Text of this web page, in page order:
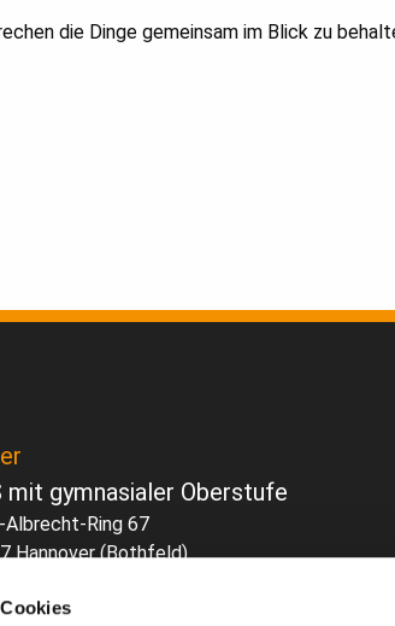
die Dinge gemeinsam im Blick zu
mit gymnasialer Oberstufe
Albrecht-Ring 67
Hannover (Bothfeld)